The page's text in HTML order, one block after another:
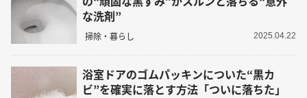
な洗剤”
掃除・暮らし 2025.04.22
浴室ドアのゴムパッキンについた“黒カ
ビ”を確実に落とす方法「ついに落ちた」